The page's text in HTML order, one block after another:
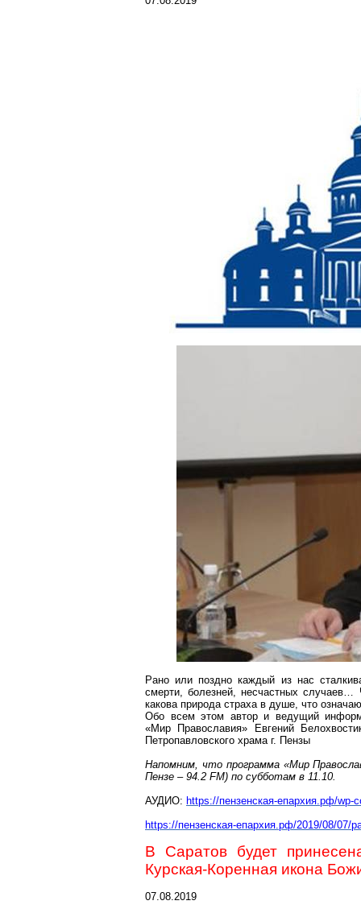
Рано или поздно каждый из нас
смерти, болезней, несчастных
какова природа страха в душе, что
Обо всем этом автор и ведущий
«Мир Православия» Евгений
Петропавловского храма г. Пензы
Напомним, что программа «Мир
Пензе – 94.2 FM) по субботам в 11.10.
АУДИО: https://пензенская-епархия.рф/wp-
https://пензенская-епархия.рф/2019/08/07/
В Саратов будет
Курская-Коренная икона
07.08.2019